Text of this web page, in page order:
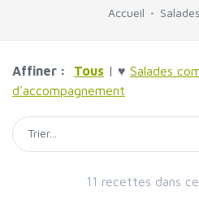
Accueil
Affiner : Tous | ♥ Salades
d'accompagnement
11 recettes dans